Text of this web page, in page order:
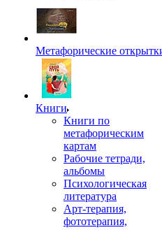
Метафорические
Книги
Книги по
метафорическим
картам
Рабочие тетради,
альбомы
Психологическая
литература
Арт-терапия,
фототерапия,